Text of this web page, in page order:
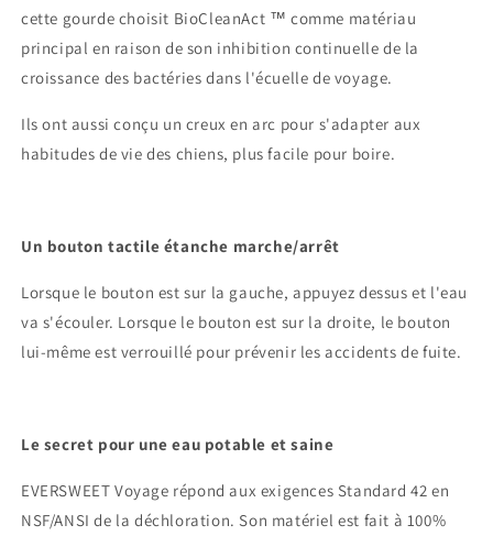
cette gourde choisit BioCleanAct ™ comme matériau
principal en raison de son inhibition continuelle de la
croissance des bactéries dans l'écuelle de voyage.
Ils ont aussi conçu un creux en arc pour s'adapter aux
habitudes de vie des chiens, plus facile pour boire.
Un bouton tactile étanche marche/arrêt
Lorsque le bouton est sur la gauche, appuyez dessus et l'eau
va s'écouler. Lorsque le bouton est sur la droite, le bouton
lui-même est verrouillé pour prévenir les accidents de fuite.
Le secret pour une eau potable et saine
EVERSWEET Voyage répond aux exigences Standard 42 en
NSF/ANSI de la déchloration. Son matériel est fait à 100%